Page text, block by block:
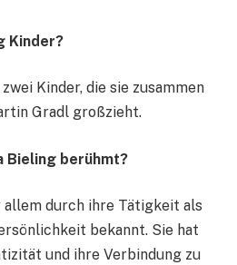
Kinder?
Kinder, die sie zusammen
Gradl großzieht.
Bieling berühmt?
durch ihre Tätigkeit als
bekannt. Sie hat
und ihre Verbindung zu